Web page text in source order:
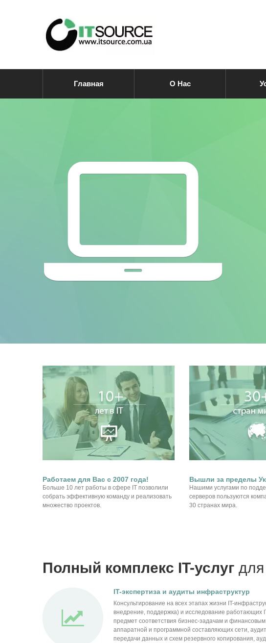
Главная О Нас
Работаем для Вас с 2007 года!
Больше 10 лет работы в сфере IT позволили
собрать эффективную команду и реализовать
множество проектов.
Вышли за пределы
Нашими услугами по
серверов пользуются
30 странах мира.
Полный комплекc IT-услуг
IT-экспертиза и аудиты инфраструктур
Консультирование на всех этапах жизни IT-
внедрение, поддержка) и исследование работающих
предмет соответствия бизнес-задачам и
аппаратной и программной составляющих сети,
передачи данных и схем резервного копирования,